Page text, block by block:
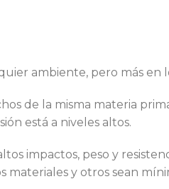
ambiente, pero más en
de la misma materia
está a niveles altos.
impactos, peso y
y otros sean